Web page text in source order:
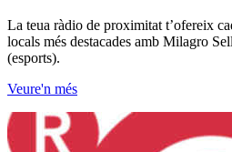
La teua ràdio de proximitat t’ofereix
locals més destacades amb Milagro
(esports).
Veure'n més